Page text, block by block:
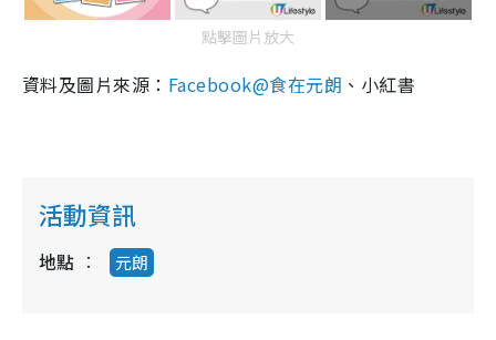
點擊圖片放大
資料及圖片來源： Facebook@食在元朗 、小紅書
活動資訊
地點 元朗